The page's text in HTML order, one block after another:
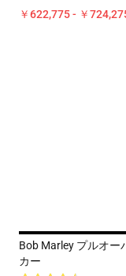
￥622,775 - ￥
Bob Marley プルオー
カー